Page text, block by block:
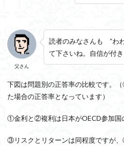
父さん
読者のみなさんも ”わ
て下さいね。自信が付き
下図は問題別の正答率の比較です。
た場合の正答率となっています）
①金利と②複利は日本がOECD参加国
③リスクとリターンは同程度ですが